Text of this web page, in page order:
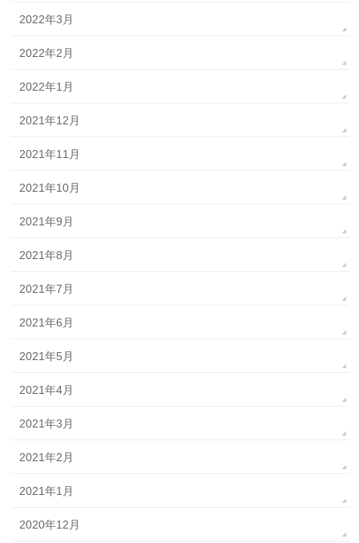
2022年3月
2022年2月
2022年1月
2021年12月
2021年11月
2021年10月
2021年9月
2021年8月
2021年7月
2021年6月
2021年5月
2021年4月
2021年3月
2021年2月
2021年1月
2020年12月